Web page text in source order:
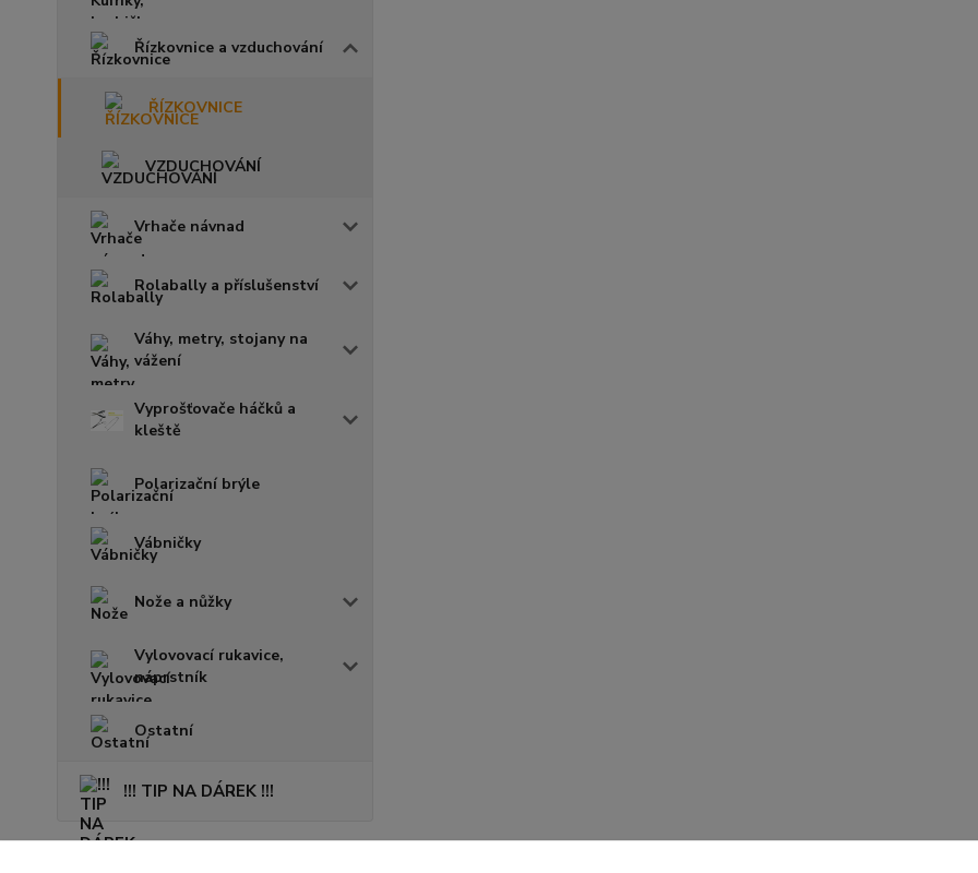
Řízkovnice a vzduchování
ŘÍZKOVNICE
VZDUCHOVÁNÍ
Vrhače návnad
Rolabally a příslušenství
Váhy, metry, stojany na
vážení
Vyprošťovače háčků a
kleště
Polarizační brýle
Vábničky
Nože a nůžky
Vylovovací rukavice,
náprstník
Ostatní
!!! TIP NA DÁREK !!!